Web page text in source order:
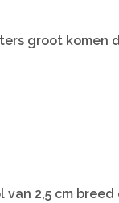
groot komen
2,5 cm